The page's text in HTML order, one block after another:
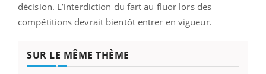
décision. L’interdiction du fart au fluor lors des
compétitions devrait bientôt entrer en vigueur.
SUR LE MÊME THÈME